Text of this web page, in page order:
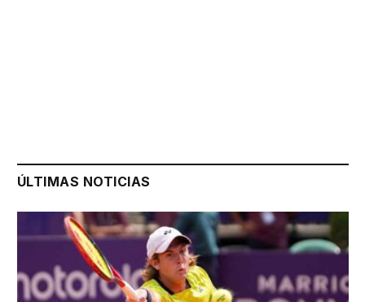
ÚLTIMAS NOTICIAS